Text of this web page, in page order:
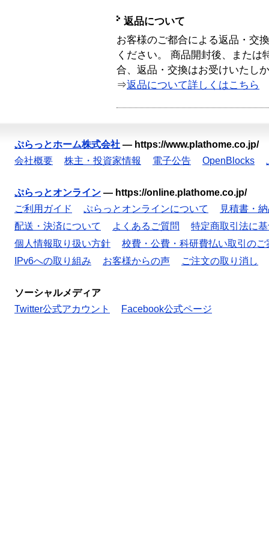
返品について
お客様のご都合による返品・交
ください。 商品開封後、または
合、返品・交換はお受けいたし
⇒返品について詳しくはこちら
ぷらっとホーム株式会社 — https://www.plathome.co.jp/
会社概要
株主・投資家情報 電子公告 OpenBlocks
ぷらっとオンライン — https://online.plathome.co.jp/
ご利用ガイド
ぷらっとオンラインについて
見積書・
配送・決済について
よくあるご質問
特定商取引法に
個人情報取り扱い方針
校費・公費・科研費払い取引のご
IPv6への取り組み
お客様からの声 ご注文の取り消し
ソーシャルメディア
Twitter公式アカウント
Facebook公式ページ